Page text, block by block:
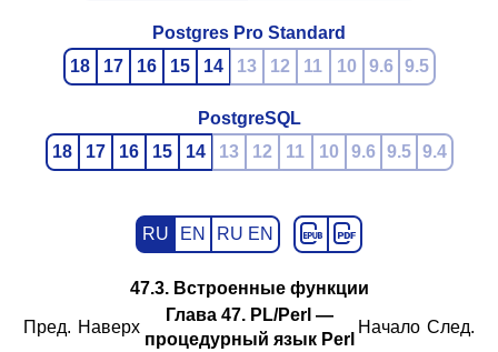
Postgres Pro Standard
18
17 16 15 14 13 12 11 10 9.6 9.5
PostgreSQL
18
17 16 15 14 13 12 11 10 9.6 9.5 9.4
RU EN RU EN
47.3. Встроенные функции
Пред. Наверх
Глава 47. PL/Perl —
процедурный язык Perl
Начало След.